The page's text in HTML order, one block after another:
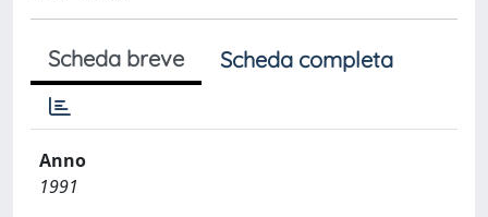
Scheda breve Scheda completa
Anno
1991